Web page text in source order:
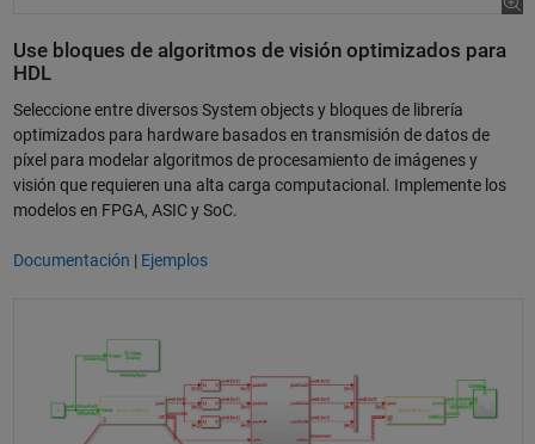
Use bloques de algoritmos de visión optimizados para
HDL
Seleccione entre diversos System objects y bloques de librería
optimizados para hardware basados en transmisión de datos de
píxel para modelar algoritmos de procesamiento de imágenes y
visión que requieren una alta carga computacional. Implemente los
modelos en FPGA, ASIC y SoC.
Documentación | Ejemplos